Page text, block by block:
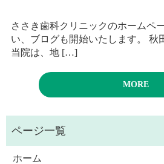
ささき歯科クリニックのホームペ
い、ブログも開始いたします。 秋
当院は、地 […]
MORE
ホーム